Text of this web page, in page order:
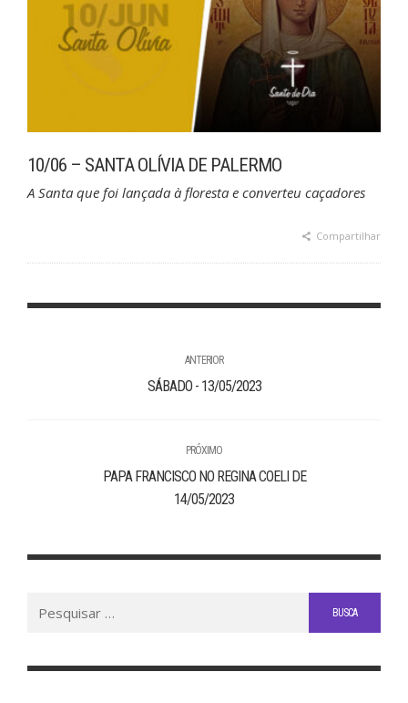
10/06 – SANTA OLÍVIA DE PALERMO
A Santa que foi lançada à floresta e converteu caçadores
Compartilhar
ANTERIOR
SÁBADO - 13/05/2023
PRÓXIMO
PAPA FRANCISCO NO REGINA COELI DE
14/05/2023